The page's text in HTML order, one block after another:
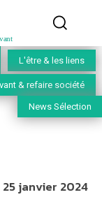
L'être & les liens
& refaire société
News Sélection
25 janvier 2024